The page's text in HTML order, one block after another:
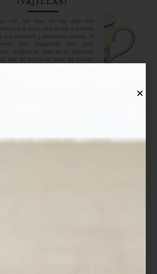
¡VAJILLAS!
son los días en los que nos
a la mesa para recibir a quienes
nos importan, y pensando en esto, te
una estupenda idea para
¡vajillas! Se trata de un obsequio
que de hecho es parte de nuestra